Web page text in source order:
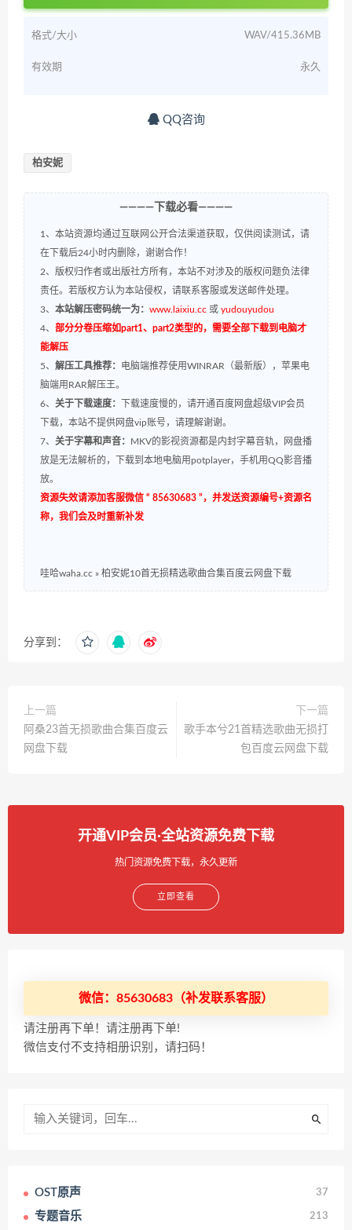
格式/大小 WAV/415.36MB
有效期 永久
QQ咨询
柏安妮
————下载必看————
1、本站资源均通过互联网公开合法渠道获取，仅供阅读测试，请
在下载后24小时内删除，谢谢合作！
2、版权归作者或出版社方所有，本站不对涉及的版权问题负法律
责任。若版权方认为本站侵权，请联系客服或发送邮件处理。
3、 本站解压密码统一为： www.laixiu.cc 或 yudouyudou
4、 部分分卷压缩如part1、part2类型的，需要全部下载到电脑才
能解压
5、 解压工具推荐： 电脑端推荐使用WINRAR（最新版），苹果电
脑端用RAR解压王。
6、 关于下载速度：
下载速度慢的，请开通百度网盘超级VIP会员
下载，本站不提供网盘vip账号，请理解谢谢。
7、 关于字幕和声音：
MKV的影视资源都是内封字幕音轨，网盘播
放是无法解析的，下载到本地电脑用potplayer，手机用QQ影音播
放。
资源失效请添加客服微信 “ 85630683 ”，并发送资源编号+资源名
称，我们会及时重新补发
哇哈waha.cc » 柏安妮10首无损精选歌曲合集百度云网盘下载
分享到：
上一篇
阿桑23首无损歌曲合集百度云
网盘下载
下一篇
歌手本兮21首精选歌曲无损打
包百度云网盘下载
开通VIP会员·全站资源免费下载
热门资源免费下载，永久更新
立即查看
微信：85630683（补发联系客服）
请注册再下单！请注册再下单!
微信支付不支持相册识别，请扫码！
OST原声 37
专题音乐 213